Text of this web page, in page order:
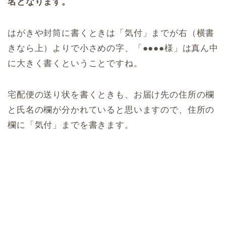
はがきや封筒に書くときは「気付」までが右（横書
きなら上）よりで小さめの字、「●●●●様」は真ん中
に大きく書くということですね。
宅配便の送り状を書くときも、お届け先の住所の欄
と氏名の欄が分かれていると思いますので、住所の
欄に「気付」までを書きます。